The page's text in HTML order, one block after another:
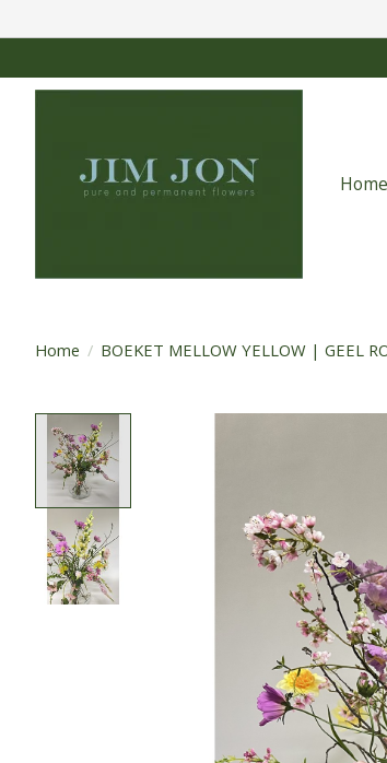
Home
Home / BOEKET MELLOW YELLOW | GEEL